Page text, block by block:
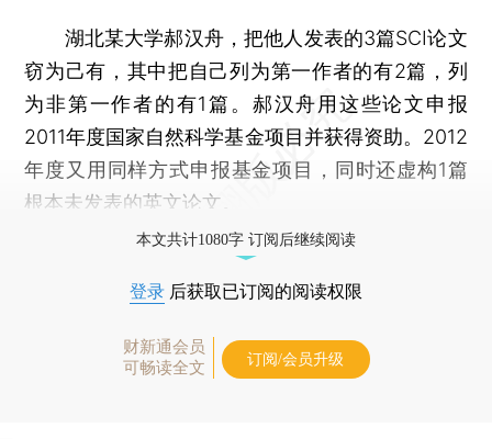
湖北某大学郝汉舟，把他人发表的3篇SCI论文
窃为己有，其中把自己列为第一作者的有2篇，列
为非第一作者的有1篇。郝汉舟用这些论文申报
2011年度国家自然科学基金项目并获得资助。2012
年度又用同样方式申报基金项目，同时还虚构1篇
根本未发表的英文论文。
本文共计1080字 订阅后继续阅读
登录 后获取已订阅的阅读权限
财新通会员
可畅读全文
订阅/会员升级